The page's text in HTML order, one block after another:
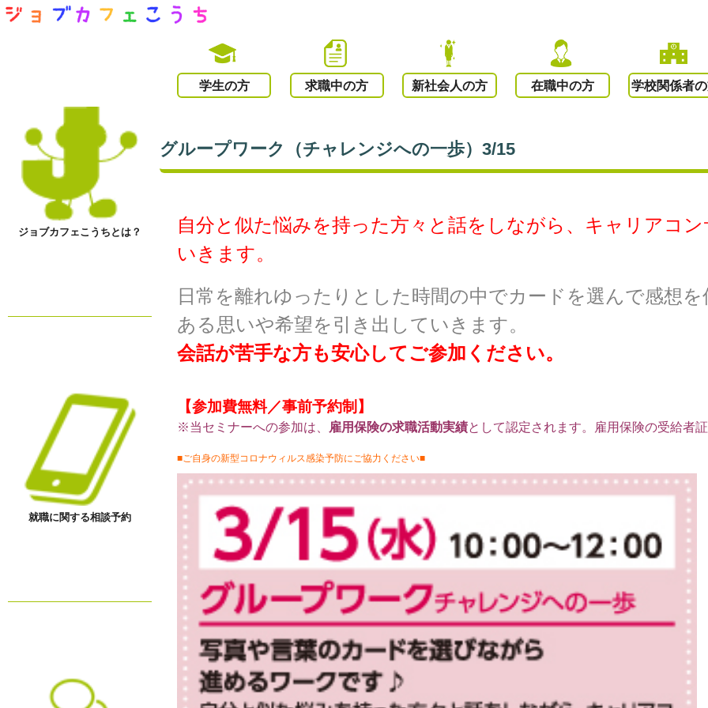
学生の方 求職中の方 新社会人の方 在職中の方 学校関係者
ジョブカフェこうちとは？
就職に関する相談予約
グループワーク（チャレンジへの一歩）3/15
自分と似た悩みを持った方々と話をしながら、キャリアコ
いきます。
日常を離れゆったりとした時間の中でカードを選んで感想
ある思いや希望を引き出していきます。
会話が苦手な方も安心してご参加ください。
【参加費無料／事前予約制】
※当セミナーへの参加は、 雇用保険の求職活動実績として認定されます。雇用保険の受給者
■ご自身の新型コロナウィルス感染予防にご協力ください■